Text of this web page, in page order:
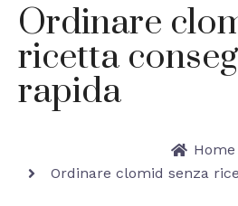
Ordinare
ricetta
rapida
Home
Ordinare clomid senza